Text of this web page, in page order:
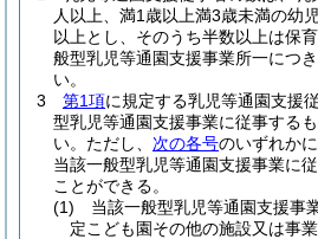
人以上、満1歳以上満3歳未満の幼
以上とし、そのうち半数以上は保育
般型乳児等通園支援事業所一につ
い。
3
第1項に規定する乳児等通園支援
型乳児等通園支援事業に従事する
い。 ただし、 次の各号のいずれか
当該一般型乳児等通園支援事業に
ことができる。
(1)
当該一般型乳児等通園支援事
定こども園その他の施設又は事業